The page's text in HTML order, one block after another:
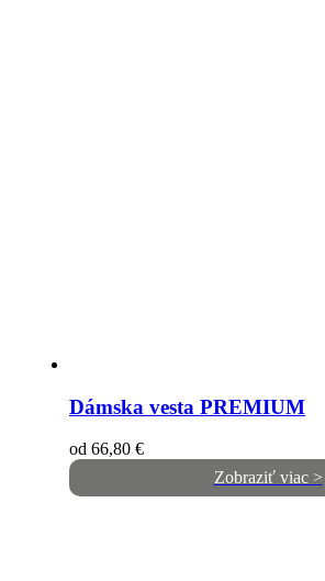
Dámska vesta PREMIUM
od 66,80 €
Zobraziť viac >